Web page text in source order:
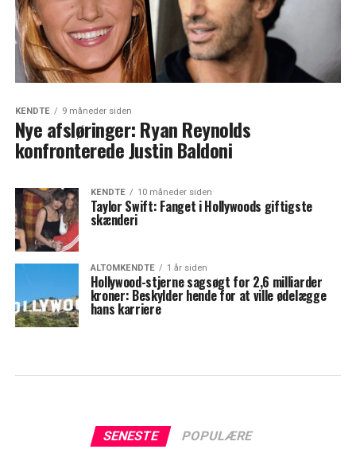
KENDTE 9 måneder siden
Nye afsløringer: Ryan Reynolds
konfronterede Justin Baldoni
KENDTE 10 måneder siden
Taylor Swift: Fanget i Hollywoods giftigste
skænderi
ALTOMKENDTE 1 år siden
Hollywood-stjerne sagsøgt for 2,6 milliarder
kroner: Beskylder hende for at ville ødelægge
hans karriere
SENESTE POPULÆRE